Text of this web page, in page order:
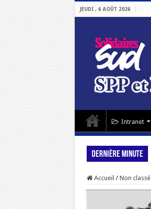
JEUDI , 6 AOÛT 2026
Intranet
Dernière minute
Accueil / Non classé